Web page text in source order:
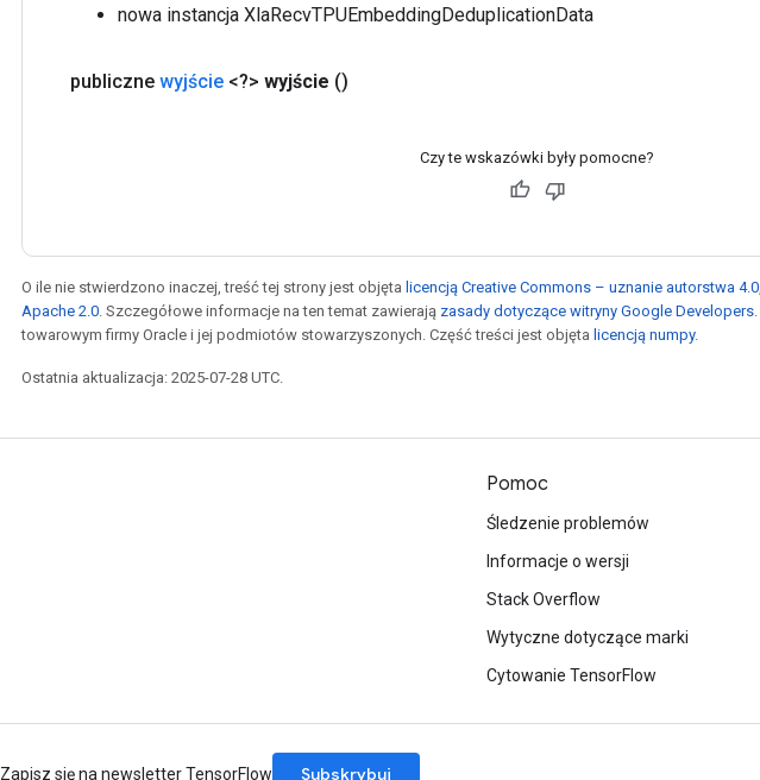
nowa instancja XlaRecvTPUEmbeddingDeduplicationData
publiczne wyjście <?> wyjście ()
Czy te wskazówki były pomocne?
O ile nie stwierdzono inaczej, treść tej strony jest objęta licencją Creative Commons – uznanie autorstwa 4.0
Apache 2.0 . Szczegółowe informacje na ten temat zawierają zasady dotyczące witryny Google Developers
towarowym firmy Oracle i jej podmiotów stowarzyszonych. Część treści jest objęta licencją numpy.
Ostatnia aktualizacja: 2025-07-28 UTC.
Pomoc
Śledzenie problemów
Informacje o wersji
Stack Overflow
Wytyczne dotyczące marki
Cytowanie TensorFlow
Zapisz się na newsletter TensorFlow Subskrybuj